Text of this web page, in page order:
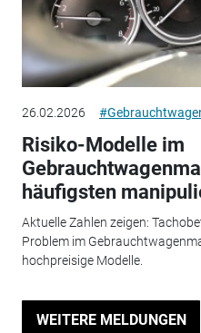
26.02.2026
Risiko-Modelle im
häufigsten
Aktuelle Zahlen zeigen:
Problem im
hochpreisige Modelle.
WEITERE MELDUNGEN